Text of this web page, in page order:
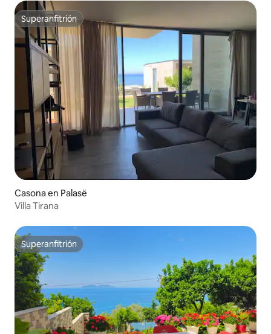
Superanfitrión
Superanfitrión
Casona en Palasë
Villa Tirana
Superanfitrión
Superanfitrión